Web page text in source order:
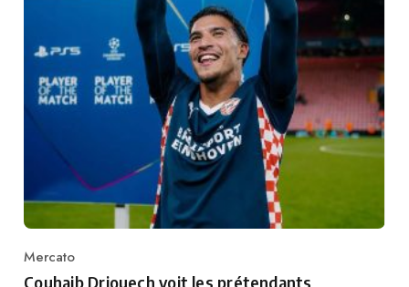
Category
Mercato
Couhaib Driouech voit les prétendants